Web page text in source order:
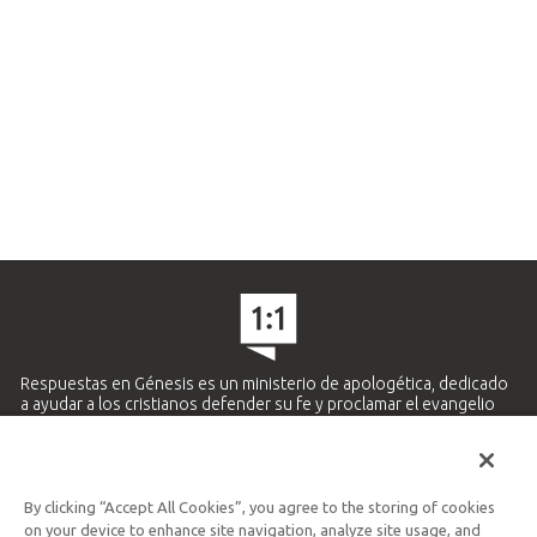
Respuestas en Génesis es un ministerio de apologética, dedicado
a ayudar a los cristianos defender su fe y proclamar el evangelio
Ministerio Hispano y Latinoamericano
By clicking “Accept All Cookies”, you agree to the storing of cookies
on your device to enhance site navigation, analyze site usage, and